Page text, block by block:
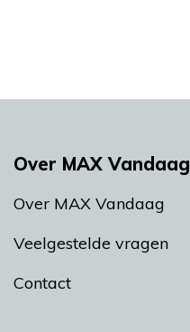
Over MAX Vandaag
Over MAX Vandaag
Veelgestelde vragen
Contact